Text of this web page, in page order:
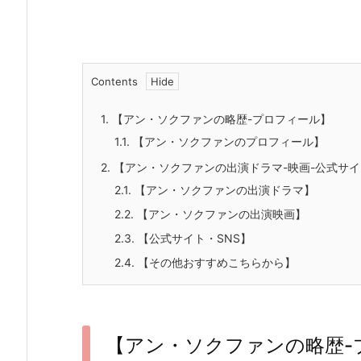
Contents
1. 【アン・ソクファンの略歴-プロフィール】
1.1. 【アン・ソクファンのプロフィール】
2. 【アン・ソクファンの出演ドラマ-映画-公式サイ
2.1. 【アン・ソクファンの出演ドラマ】
2.2. 【アン・ソクファンの出演映画】
2.3. 【公式サイト・SNS】
2.4. 【その他おすすめこちらから】
【アン・ソクファンの略歴-